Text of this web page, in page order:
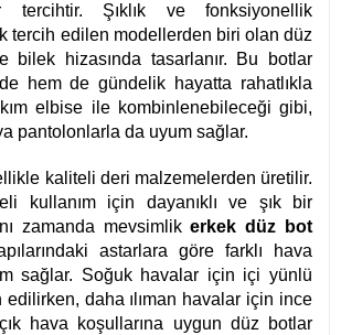
tercihtir. Şıklık ve fonksiyonellik
tercih edilen modellerden biri olan düz
bilek hizasında tasarlanır. Bu botlar
hem de gündelik hayatta rahatlıkla
elbise ile kombinlenebileceği gibi,
pantolonlarla da uyum sağlar.
kaliteli deri malzemelerden üretilir.
kullanım için dayanıklı ve şık bir
zamanda mevsimlikerkek düz bot
astarlara göre farklı hava
sağlar. Soğuk havalar için içi yünlü
daha ılıman havalar için ince
hava koşullarına uygun düz botlar